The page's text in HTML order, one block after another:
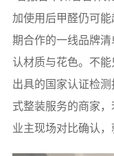
加使用后甲醛仍可
期合作的一线品牌
认材质与花色。不能
出具的国家认证检
式整装服务的商家
业主现场对比确认，